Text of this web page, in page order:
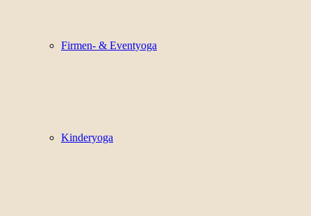
Firmen- & Eventyoga
Kinderyoga